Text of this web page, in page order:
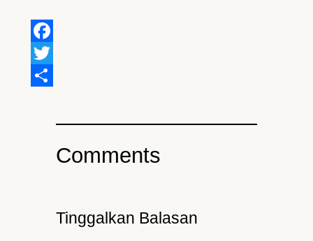
Facebook
Twitter
Comments
Tinggalkan Balasan